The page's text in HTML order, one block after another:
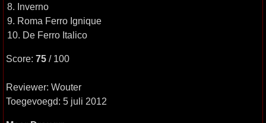
8. Inverno
9. Roma Ferro Ignique
10. De Ferro Italico
Score: 75 / 100
Reviewer: Wouter
Toegevoegd: 5 juli 2012